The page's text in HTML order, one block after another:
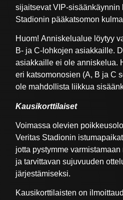
sijaitsevat VIP-sisäänkäynnin
Stadionin pääkatsomon
Huom! Anniskelualue löytyy
B- ja C-lohkojen asiakkaille.
asiakkaille ei ole anniskelua.
eri katsomonosien (A, B ja C
ole mahdollista liikkua
Kausikorttilaiset
Voimassa olevien
Veritas Stadionin
jotta pystymme
ja tarvittavan sujuvuuden
järjestämiseksi.
Kausikorttilaisten on